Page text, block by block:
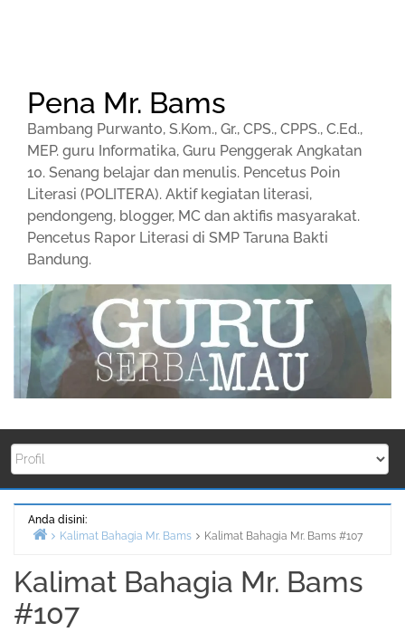
Pena Mr. Bams
Bambang Purwanto, S.Kom., Gr., CPS., CPPS., C.Ed.,
MEP. guru Informatika, Guru Penggerak Angkatan
10. Senang belajar dan menulis. Pencetus Poin
Literasi (POLITERA). Aktif kegiatan literasi,
pendongeng, blogger, MC dan aktifis masyarakat.
Pencetus Rapor Literasi di SMP Taruna Bakti
Bandung.
Anda disini:
Kalimat Bahagia Mr. Bams Kalimat Bahagia Mr. Bams #107
Kalimat Bahagia Mr. Bams
#107